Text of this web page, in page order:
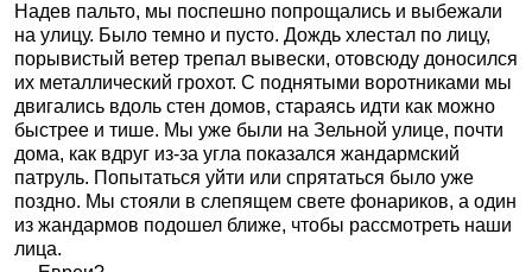
Надев пальто, мы поспешно попрощались и выбежали
на улицу. Было темно и пусто. Дождь хлестал по лицу,
порывистый ветер трепал вывески, отовсюду доносился
их металлический грохот. С поднятыми воротниками мы
двигались вдоль стен домов, стараясь идти как можно
быстрее и тише. Мы уже были на Зельной улице, почти
дома, как вдруг из-за угла показался жандармский
патруль. Попытаться уйти или спрятаться было уже
поздно. Мы стояли в слепящем свете фонариков, а один
из жандармов подошел ближе, чтобы рассмотреть наши
лица.